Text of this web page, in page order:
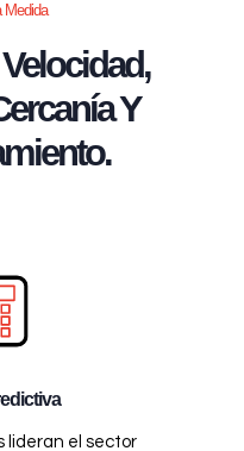
Medida
Y
lideran el sector